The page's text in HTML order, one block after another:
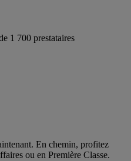
1 700 prestataires
En chemin, profitez
ou en Première Classe.